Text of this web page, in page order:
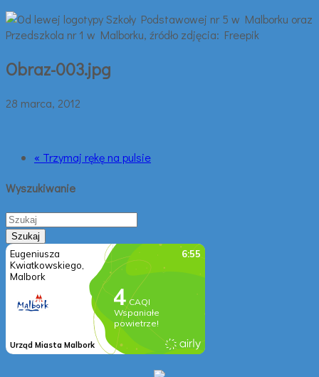
Obraz-003.jpg
28 marca, 2012
« Trzymaj rękę na pulsie
Wyszukiwanie